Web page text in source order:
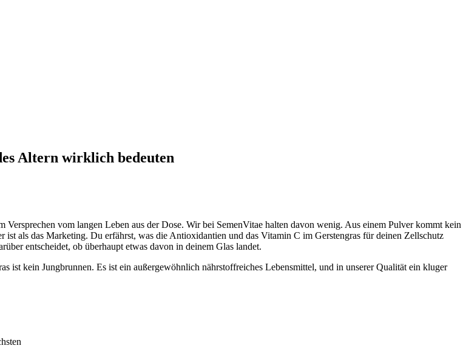
Altern wirklich bedeuten
Versprechen vom langen Leben aus der Dose. Wir bei SemenVitae halten davon wenig. Aus einem Pulver kommt kein
als das Marketing. Du erfährst, was die Antioxidantien und das Vitamin C im Gerstengras für deinen Zellschutz
entscheidet, ob überhaupt etwas davon in deinem Glas landet.
ist kein Jungbrunnen. Es ist ein außergewöhnlich nährstoffreiches Lebensmittel, und in unserer Qualität ein kluger